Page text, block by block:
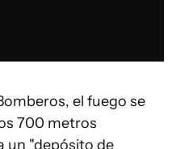
el fuego se
700 metros
un "depósito de